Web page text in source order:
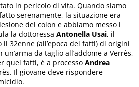
in pericolo di vita. Quando siamo
serenamente, la situazione era
del colon e abbiamo messo i
la dottoressaAntonella Usai, il
32enne (all’epoca dei fatti) di origini
da taglio all’addome a Verrès,
quei fatti, è a processoAndrea
Il giovane deve rispondere